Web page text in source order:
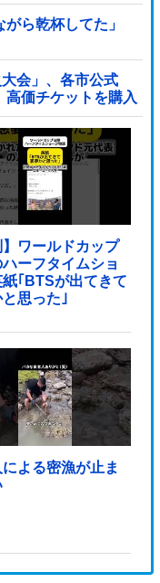
ら乾杯してた」
会」、各市公式
高価チケットを購入
】ワールドカップ
ーフタイムショ
紙｢BTSが出てきて
思った｣
よる密漁が止ま